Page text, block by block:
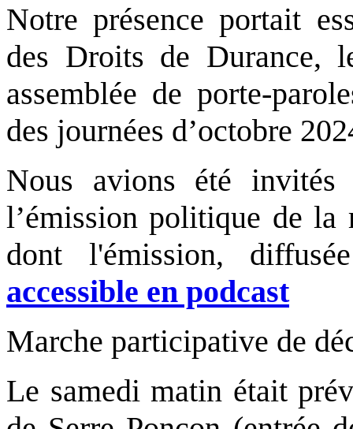
Notre présence portait
des Droits de Durance,
assemblée de porte-
des journées d’octobre
Nous avions été
l’émission politique de
dont l'émission,
accessible en podcast
Marche participative de
Le samedi matin était